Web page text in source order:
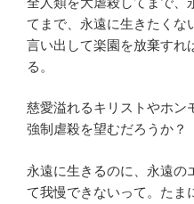
てまで、永遠に生きたくな
言い出して楽園を放棄すれ
る。
慈愛溢れるキリストやホン
強制虐殺を望むだろうか？
永遠に生きるのに、永遠の
て我慢できないって。たま